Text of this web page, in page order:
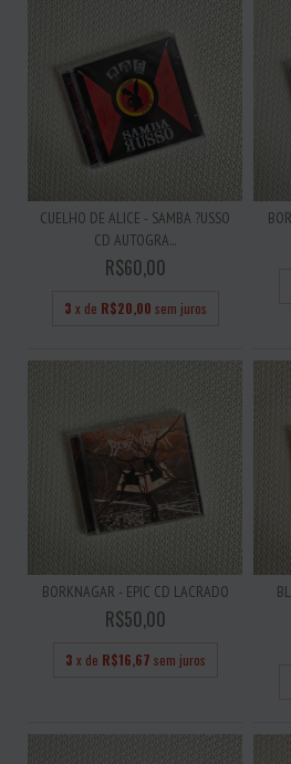
CUELHO DE ALICE - SAMBA ?USSO
CD AUTOGRA...
R$60,00
3 x de R$20,00 sem juros
BORKNAGAR - EPIC CD LACRADO
R$50,00
3 x de R$16,67 sem juros